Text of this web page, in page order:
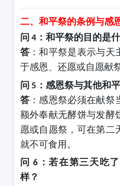
二、和平祭的条例与感
问 4：和平祭的目的是
答：和平祭是表示与天
于感恩、还愿或自愿献祭
问 5 ：感恩祭与其他和
答：感恩祭必须在献祭
额外奉献无酵饼与发酵
愿或自愿祭，可在第二
就不可食用。
问 6：若在第三天吃
样？